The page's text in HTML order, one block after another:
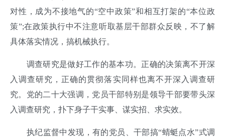
对性，成为不接地气的“空中政策”和相互打架的“本位政
策”;在政策执行中不注意听取基层干部群众反映，不了解
具体落实情况，搞机械执行。
调查研究是做好工作的基本功。正确的决策离不开深
入调查研究，正确的贯彻落实同样也离不开深入调查研
究。党的二十大强调，党员干部特别是领导干部要带头深
入调查研究，扑下身子干实事、谋实招、求实效。
执纪监督中发现，有的党员、干部搞“蜻蜓点水”式调